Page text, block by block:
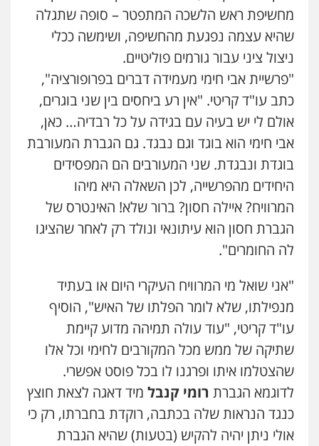
מחשיפת ראש הלשכה המתפטר – סופה שתגלה
שהיא עצמה נפגעת מהחשיפה, ושימשה ככלי
ניצול ציני עבור גורמים פוליטיים.
"פרשיית אבי חימי מעמידה דברים בפרופורציה",
כתב עו"ד קריטי. "אין רע ביחסים בין שני בוגרים,
אולם לי יש בעיה עם בגידה על כל רבדיה… כאן,
אבי חימי הוא בוגד וגם נבגד. גם הגברת המעורבת
בוגדת ונבגדת. שני המעורבים הם המפסידים
היחידים מהפרשייה, לכן השאלה היא מיהו
המרוויח? איילה חסון? ברור שלא! האינטרס של
הגברת חסון הוא עיתונאי ונולד רק לאחר שהציגו
לה החומרים".
"אני שואל מי המרוויח העיקרי היום או בעתיד
מנפילתו, שלא לומר הפלתו של האיש", הוסיף
עו"ד קריטי, "עוד עולה תמיהה מדוע קיימת
שתיקה של ממש מכל המקורבים לחימי וכל אלו
שהצטלמו איתו ופרגנו לו בכל פוסט אפשרי.
לדוגמא הגברת רומי קנבל מיד דאגה לצאת חוצץ
כנגד הנראות שלה בכתבה, רוקדת בחברתו, רק כי
אולי ניתן יהיה להקיש (בטעות) שהיא הגברת